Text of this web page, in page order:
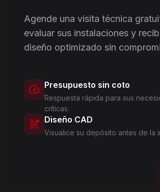
Agende una visita técnica
evaluar sus instalaciones y
diseño optimizado sin
speed Presupuesto sin coto
Respuesta rápida para sus
críticas.
draw Diseño CAD
Visualice su depósito antes de la